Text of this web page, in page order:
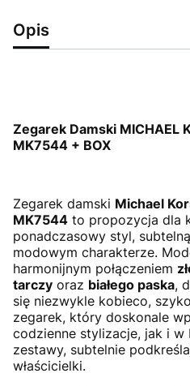
Opis
Zegarek Damski MICHAEL
MK7544 + BOX
Zegarek damski Michael
MK7544 to propozycja dla
ponadczasowy styl,
modowym charakterze.
harmonijnym połączeniem
tarczy oraz białego paska,
się niezwykle kobieco,
zegarek, który doskonale
codzienne stylizacje, jak i w
zestawy, subtelnie
właścicielki.